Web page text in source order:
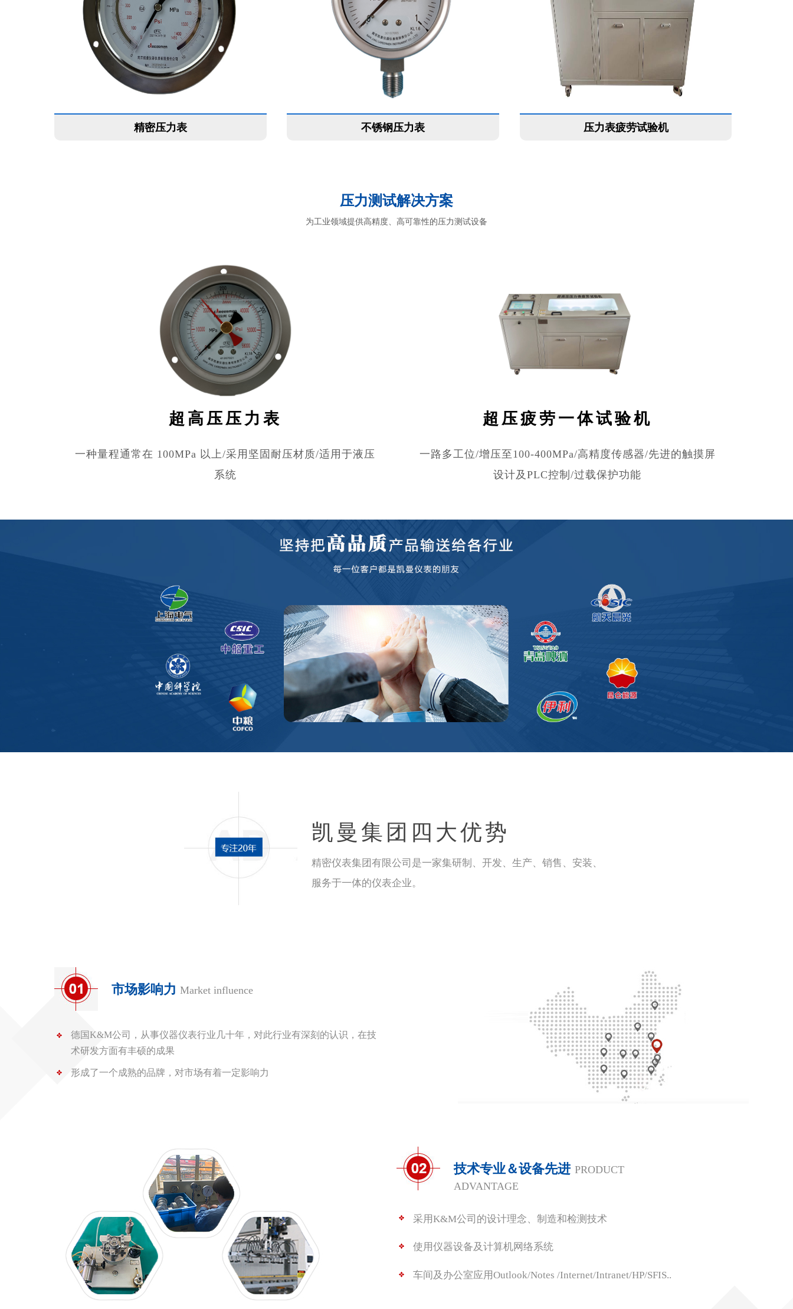
精密压力表 不锈钢压力表 压力表疲劳试验机
压力测试解决方案
为工业领域提供高精度、高可靠性的压力测试设备
超高压压力表
一种量程通常在 100MPa 以上/采用坚固耐压材质/适用于液压
系统
超压疲劳一体试验机
一路多工位/增压至100-400MPa/高精度传感器/先进的触摸屏
设计及PLC控制/过载保护功能
凯曼集团四大优势
精密仪表集团有限公司是一家集研制、开发、生产、销售、安装、
服务于一体的仪表企业。
市场影响力 Market influence
德国K&M公司，从事仪器仪表行业几十年，对此行业有深刻的认识，在技
术研发方面有丰硕的成果
形成了一个成熟的品牌，对市场有着一定影响力
技术专业＆设备先进 PRODUCT
ADVANTAGE
采用K&M公司的设计理念、制造和检测技术
使用仪器设备及计算机网络系统
车间及办公室应用Outlook/Notes /Internet/Intranet/HP/SFIS..